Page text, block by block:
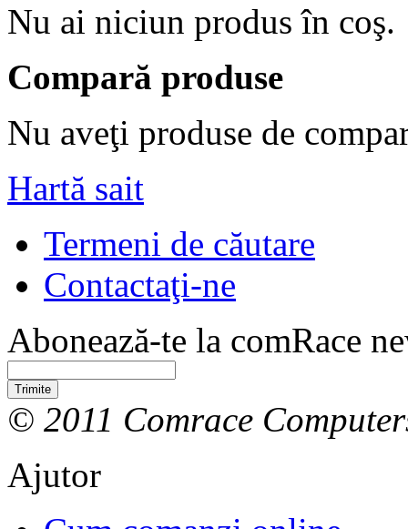
Nu ai niciun produs în coş.
Compară produse
Nu aveţi produse de
Hartă sait
Termeni de căutare
Contactaţi-ne
Abonează-te la comRace
Trimite
© 2011 Comrace
Ajutor